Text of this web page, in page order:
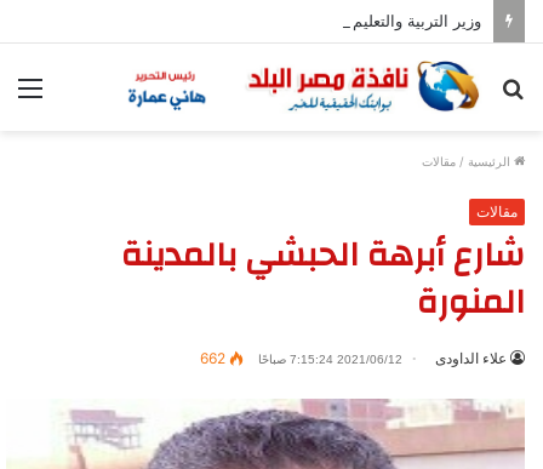
بحث
الرئيسية / مقالات
مقالات
شارع أبرهة الحبشي بالمدينة
المنورة
علاء الداودى 2021/06/12 7:15:24 صباحًا 662